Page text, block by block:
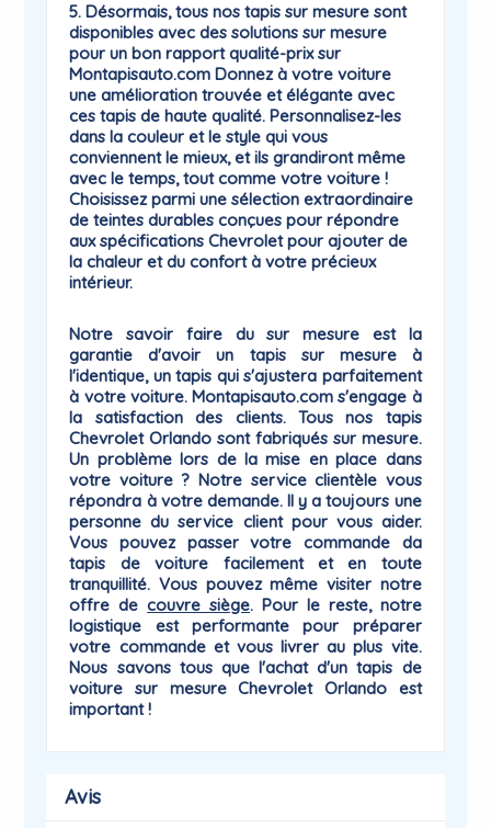
5. Désormais, tous nos tapis sur mesure sont
disponibles avec des solutions sur mesure
pour un bon rapport qualité-prix sur
Montapisauto.com Donnez à votre voiture
une amélioration trouvée et élégante avec
ces tapis de haute qualité. Personnalisez-les
dans la couleur et le style qui vous
conviennent le mieux, et ils grandiront même
avec le temps, tout comme votre voiture !
Choisissez parmi une sélection extraordinaire
de teintes durables conçues pour répondre
aux spécifications Chevrolet pour ajouter de
la chaleur et du confort à votre précieux
intérieur.
Notre savoir faire du sur mesure est la
garantie d'avoir un tapis sur mesure à
l'identique, un tapis quis'ajustera parfaitement
à votre voiture. Montapisauto.com s'engage à
la satisfaction des clients. Tous nos tapis
Chevrolet Orlando sont fabriqués sur mesure.
Un problème lors de la mise en place dans
votre voiture ? Notre service clientèle vous
répondra à votre demande. Il y a toujours une
personne duservice clientpour vous aider.
Vous pouvez passer votre commande da
tapis de voiture facilement et en toute
tranquillité. Vous pouvez même visiter notre
offre decouvre siège. Pour le reste, notre
logistique est performante pour préparer
votre commande et vous livrer au plus vite.
Nous savons tous que l'achat d'un tapis de
voiture sur mesure Chevrolet Orlandoest
important !
Avis